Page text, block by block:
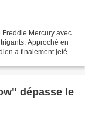
Mercury avec
Approché en
a finalement jeté
dépasse le